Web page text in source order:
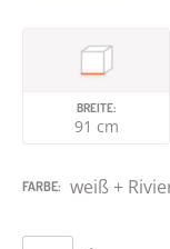
BREITE:
91 cm
FARBE: weiß +